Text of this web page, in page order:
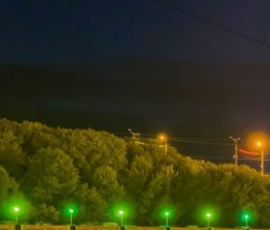
Каталог фотографий ЧебоксарЛучшие фотографии
Погода
Туман